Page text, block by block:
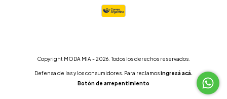
Copyright MODA MIA - 2026. Todos los derechos reservados.
Defensa de las y los consumidores. Para reclamosingresá acá.
Botón de arrepentimiento